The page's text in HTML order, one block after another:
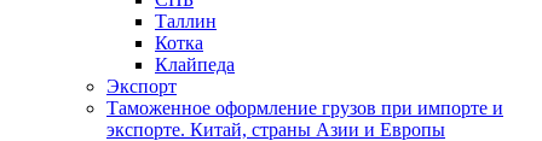
Таллин
Котка
Клайпеда
Экспорт
Таможенное оформление грузов при импорте и
экспорте. Китай, страны Азии и Европы